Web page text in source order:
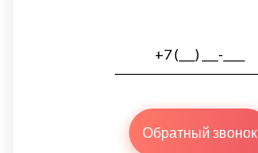
Обратный звонок